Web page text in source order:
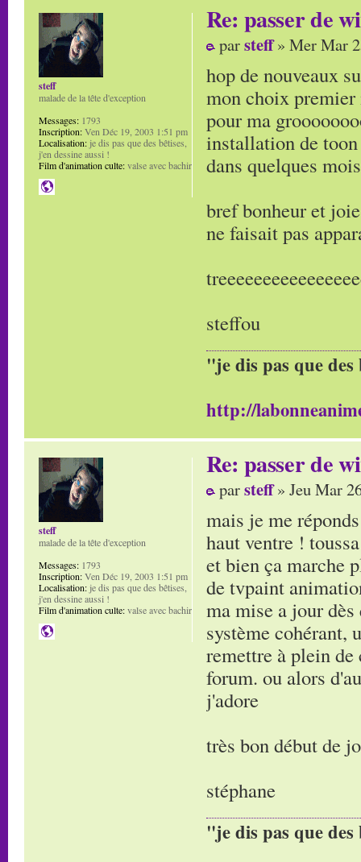
Re: passer de
parsteff» Mer Mar
hop de nouveaux
mon choix
pour ma
installation de
dans quelques
bref bonheur et
ne faisait pas
steffou
"je dis pas que
http://
steff
malade de la tête d'exception
Messages: 1793
Inscription:Ven Déc 19, 2003 1:51 pm
Localisation: je dis pas que des bêtises,
j'en dessine aussi !
Film d'animation culte:valse avec bachir
Re: passer de
parsteff» Jeu Mar
mais je me
haut ventre !
et bien ça marche
de tvpaint
ma mise a jour
système cohérant,
remettre à plein de
forum. ou alors
j'adore
très bon début de
stéphane
"je dis pas que
steff
malade de la tête d'exception
Messages: 1793
Inscription:Ven Déc 19, 2003 1:51 pm
Localisation:je dis pas que des bêtises,
j'en dessine aussi !
Film d'animation culte:valse avec bachir